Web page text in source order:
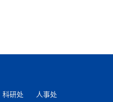
科研处 人事处